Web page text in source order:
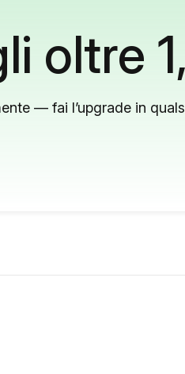
oltre
— fai l’upgrade in